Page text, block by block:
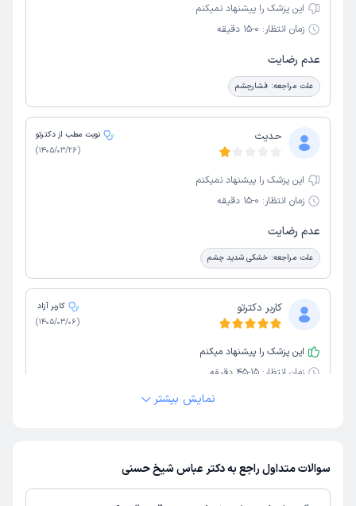
این پزشک را پیشنهاد نمیکنم
زمان انتظار: 0-15 دقیقه
عدم رضایت
علت مراجعه: فشارچشم
حدیث
نوبت مطب از دکترتو
(
1405/03/26
)
این پزشک را پیشنهاد نمیکنم
زمان انتظار: 0-15 دقیقه
عدم رضایت
علت مراجعه: خشکی شدید چشم
کاربر دکترتو
کاربر آزاد
(
1405/03/06
)
این پزشک را پیشنهاد میکنم
زمان انتظار: 15-45 دقیقه
مهارت ایشون وتشخیصشون عالی والبته نحوه رفتار کادر
نمایش بیشتر
سوالات متداول راجع به دکتر عباس شیخ حسنی